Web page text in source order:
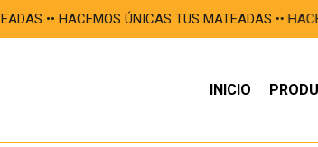
ㅤㅤㅤㅤ• HACEMOS ÚNICAS TUS MATEADAS •ㅤㅤㅤㅤㅤㅤㅤㅤㅤㅤㅤ•
INICIO